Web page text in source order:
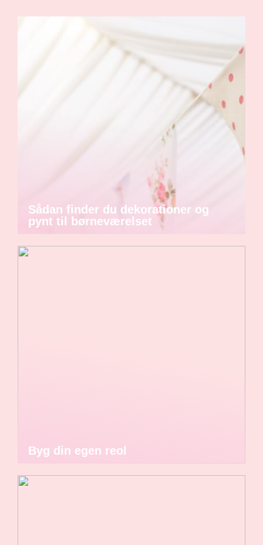
Sådan finder du dekorationer og
pynt til børneværelset
Byg din egen reol